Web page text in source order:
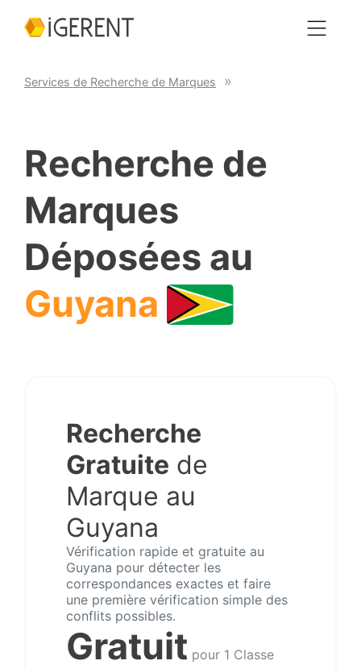
Services de Recherche de Marques
Recherche de
Marques
Déposées au
Guyana
Recherche
Gratuite de
Marque au
Guyana
Vérification rapide et gratuite au
Guyana pour détecter les
correspondances exactes et faire
une première vérification simple des
conflits possibles.
Gratuit pour 1 Classe